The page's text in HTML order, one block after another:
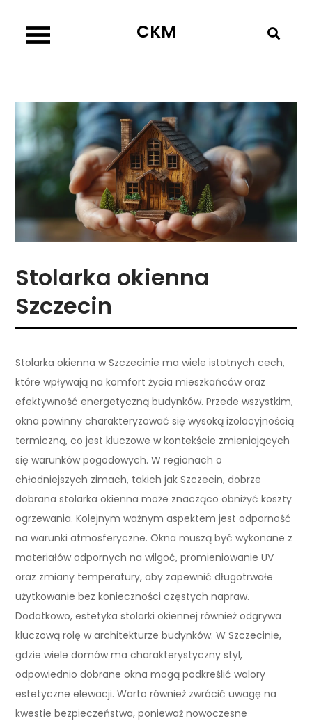
content
CKM
Stolarka okienna
Szczecin
Stolarka okienna w Szczecinie ma wiele istotnych cech,
które wpływają na komfort życia mieszkańców oraz
efektywność energetyczną budynków. Przede wszystkim,
okna powinny charakteryzować się wysoką izolacyjnością
termiczną, co jest kluczowe w kontekście zmieniających
się warunków pogodowych. W regionach o
chłodniejszych zimach, takich jak Szczecin, dobrze
dobrana stolarka okienna może znacząco obniżyć koszty
ogrzewania. Kolejnym ważnym aspektem jest odporność
na warunki atmosferyczne. Okna muszą być wykonane z
materiałów odpornych na wilgoć, promieniowanie UV
oraz zmiany temperatury, aby zapewnić długotrwałe
użytkowanie bez konieczności częstych napraw.
Dodatkowo, estetyka stolarki okiennej również odgrywa
kluczową rolę w architekturze budynków. W Szczecinie,
gdzie wiele domów ma charakterystyczny styl,
odpowiednio dobrane okna mogą podkreślić walory
estetyczne elewacji. Warto również zwrócić uwagę na
kwestie bezpieczeństwa, ponieważ nowoczesne